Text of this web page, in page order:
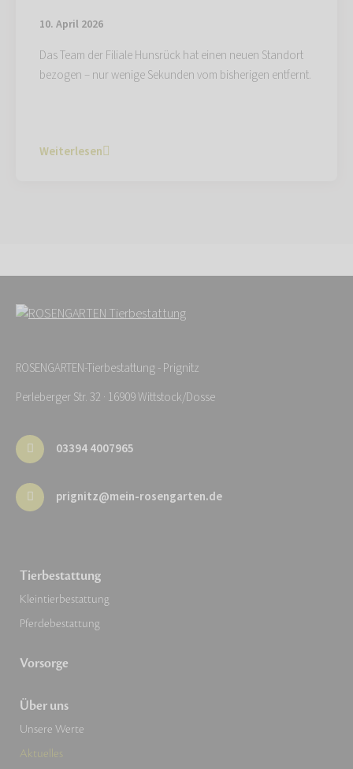
10. April 2026
Das Team der Filiale Hunsrück hat einen neuen Standort
bezogen – nur wenige Sekunden vom bisherigen entfernt.
Weiterlesen
ROSENGARTEN-Tierbestattung - Prignitz
Perleberger Str. 32 · 16909 Wittstock/Dosse
03394 4007965
prignitz@mein-rosengarten.de
Tierbestattung
Kleintierbestattung
Pferdebestattung
Vorsorge
Über uns
Unsere Werte
Aktuelles